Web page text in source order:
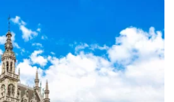
med e-post